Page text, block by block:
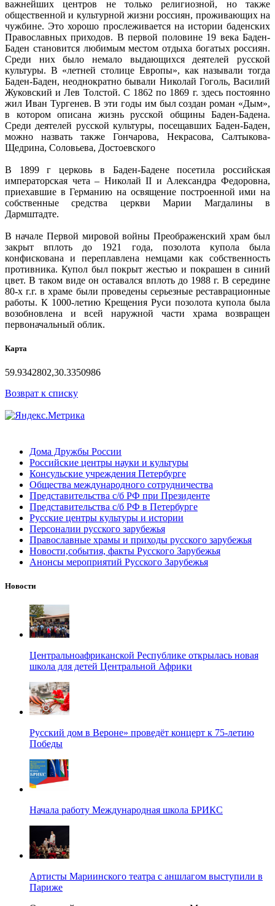
важнейших центров не только религиозной, но также
общественной и культурной жизни россиян, проживающих на
чужбине. Это хорошо прослеживается на истории баденских
Православных приходов. В первой половине 19 века Баден-
Баден становится любимым местом отдыха богатых россиян.
Среди них было немало выдающихся деятелей русской
культуры. В «летней столице Европы», как называли тогда
Баден-Баден, неоднократно бывали Николай Гоголь, Василий
Жуковский и Лев Толстой. С 1862 по 1869 г. здесь постоянно
жил Иван Тургенев. В эти годы им был создан роман «Дым»,
в котором описана жизнь русской общины Баден-Бадена.
Среди деятелей русской культуры, посещавших Баден-Баден,
можно назвать также Гончарова, Некрасова, Салтыкова-
Щедрина, Соловьева, Достоевского
В 1899 г церковь в Баден-Бадене посетила российская
императорская чета – Николай II и Александра Федоровна,
приехавшие в Германию на освящение построенной ими на
собственные средства церкви Марии Магдалины в
Дармштадте.
В начале Первой мировой войны Преображенский храм был
закрыт вплоть до 1921 года, позолота купола была
конфискована и переплавлена немцами как собственность
противника. Купол был покрыт жестью и покрашен в синий
цвет. В таком виде он оставался вплоть до 1988 г. В середине
80-х г.г. в храме были проведены серьезные реставрационные
работы. К 1000-летию Крещения Руси позолота купола была
возобновлена и всей наружной части храма возвращен
первоначальный облик.
Карта
59.9342802,30.3350986
Возврат к списку
Дома Дружбы России
Российские центры науки и культуры
Консульские учреждения Петербурге
Общества международного сотрудничества
Представительства с/б РФ при Президенте
Представительства с/б РФ в Петербурге
Русские центры культуры и истории
Персоналии русского зарубежья
Православные храмы и приходы русского зарубежья
Новости,события, факты Русского Зарубежья
Анонсы мероприятий Русского Зарубежья
Новости
Центральноафриканской Республике открылась новая
школа для детей Центральной Африки
Русский дом в Вероне» проведёт концерт к 75-летию
Победы
Начала работу Международная школа БРИКС
Артисты Мариинского театра с аншлагом выступили в
Париже